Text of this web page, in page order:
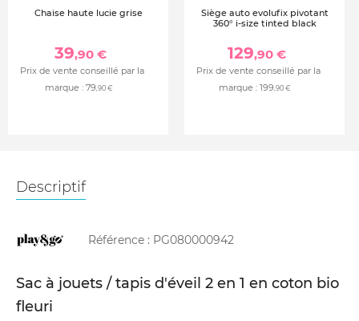
Chaise haute lucie grise
39,90 €
Prix de vente conseillé par la
marque : 79,90 €
Siège auto evolufix pivotant
360° i-size tinted black
129,90 €
Prix de vente conseillé par la
marque : 199,90 €
Descriptif
Référence : PG080000942
Sac à jouets / tapis d'éveil 2 en 1 en coton bio
fleuri